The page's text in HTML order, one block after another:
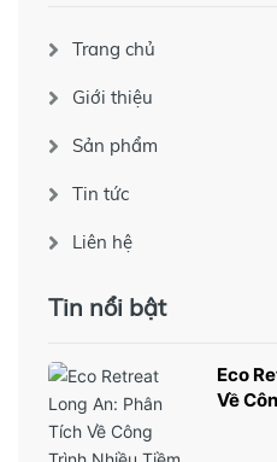
Trang chủ
Giới thiệu
Sản phẩm
Tin tức
Liên hệ
Tin nổi bật
Eco
Về